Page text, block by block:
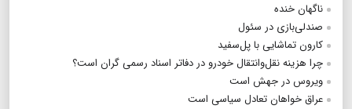
ناگهان خنده
صندلی‌بازی در سئول
کارون تماشایی با پل‌سفید
چرا هزینه نقل‌وانتقال خودرو در دفاتر اسناد رسمی گران است؟
ویروس در جهش است
عراق خواهان تعادل سیاسی است